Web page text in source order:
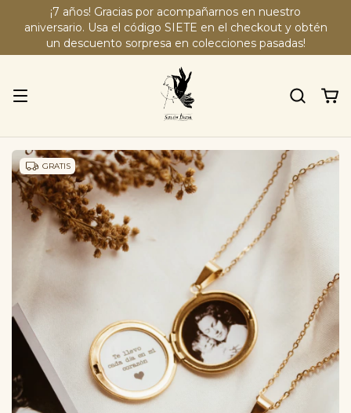
¡7 años! Gracias por acompañarnos en nuestro
aniversario. Usa el código SIETE en el checkout y obtén
un descuento sorpresa en colecciones pasadas!
GRATIS